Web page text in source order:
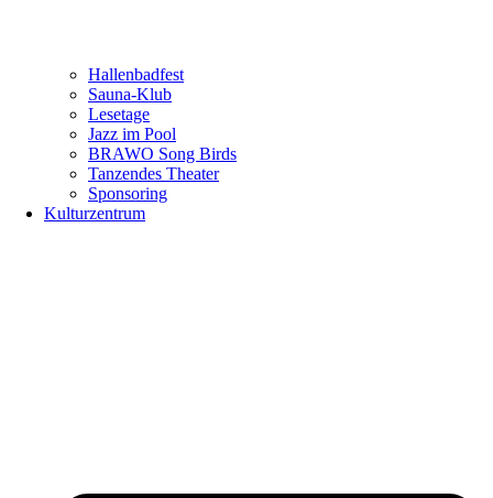
Hallenbadfest
Sauna-Klub
Lesetage
Jazz im Pool
BRAWO Song Birds
Tanzendes Theater
Sponsoring
Kulturzentrum